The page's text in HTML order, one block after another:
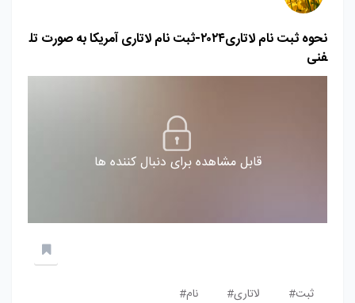
نحوه ثبت نام لاتاری۲۰۲۴-ثبت نام لاتاری آمریکا به صورت تل
فنی
قابل مشاهده برای دنبال کننده ها
ثبت# لاتاری# نام#